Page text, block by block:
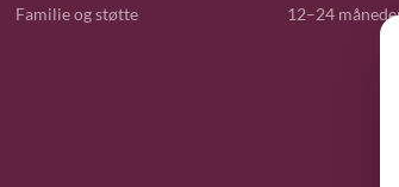
Familie og støtte 12–24